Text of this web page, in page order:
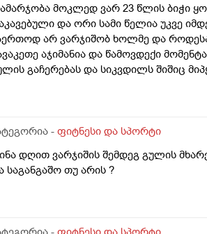
მოკლედ ვარ 23 წლის ბიჭი
და ორი სამი წელია უკვე
არ ვარჯიშობ ხოლმე და
აჯიმანია და წამოვდექი
გაჩერებას და სიკვდილს შიშიც
მემართება ხოლმე და
შეგრძნება თავზე და იქნებ
- ფიტნესი და სპორტი
დღით ვარჯიშის შემდეგ გულის
საგანგაშო თუ არის ?